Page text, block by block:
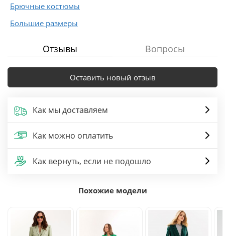
Брючные костюмы
Большие размеры
Отзывы Вопросы
Оставить новый отзыв
Как мы доставляем
Как можно оплатить
Как вернуть, если не подошло
Похожие модели